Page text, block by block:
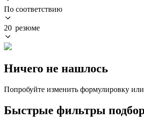
По соответствию
20 резюме
Ничего не нашлось
Попробуйте изменить формулировку
Быстрые фильтры